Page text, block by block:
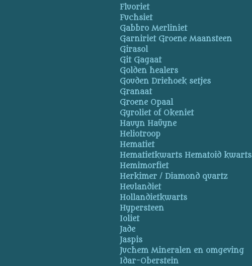
Fluoriet
Fuchsiet
Gabbro Merliniet
Garniriet Groene Maansteen
Girasol
Git Gagaat
Golden healers
Gouden Driehoek setjes
Granaat
Groene Opaal
Gyroliet of Okeniet
Hauyn Haüyne
Heliotroop
Hematiet
Hematietkwarts Hematoid kwarts
Hemimorfiet
Herkimer / Diamond quartz
Heulandiet
Hollandietkwarts
Hypersteen
Ioliet
Jade
Jaspis
Juchem Mineralen en omgeving
Idar-Oberstein